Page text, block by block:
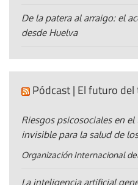
De la patera al arraigo: el
desde Huelva
Pódcast | El futuro del
Riesgos psicosociales en
invisible para la salud de
Organización Internacional
La inteligencia artificial